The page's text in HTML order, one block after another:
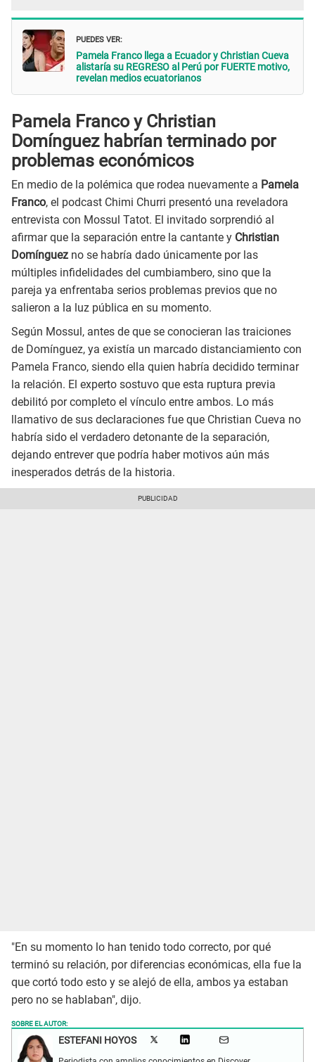
PUEDES VER:
Pamela Franco llega a Ecuador y Christian Cueva
alistaría su REGRESO al Perú por FUERTE motivo,
revelan medios ecuatorianos
Pamela Franco y Christian
Domínguez habrían terminado por
problemas económicos
En medio de la polémica que rodea nuevamente a Pamela
Franco, el podcast Chimi Churri presentó una reveladora
entrevista con Mossul Tatot. El invitado sorprendió al
afirmar que la separación entre la cantante y Christian
Domínguez no se habría dado únicamente por las
múltiples infidelidades del cumbiambero, sino que la
pareja ya enfrentaba serios problemas previos que no
salieron a la luz pública en su momento.
Según Mossul, antes de que se conocieran las traiciones
de Domínguez, ya existía un marcado distanciamiento con
Pamela Franco, siendo ella quien habría decidido terminar
la relación. El experto sostuvo que esta ruptura previa
debilitó por completo el vínculo entre ambos. Lo más
llamativo de sus declaraciones fue que Christian Cueva no
habría sido el verdadero detonante de la separación,
dejando entrever que podría haber motivos aún más
inesperados detrás de la historia.
"En su momento lo han tenido todo correcto, por qué
terminó su relación, por diferencias económicas, ella fue la
que cortó todo esto y se alejó de ella, ambos ya estaban
pero no se hablaban", dijo.
SOBRE EL AUTOR:
ESTEFANI HOYOS